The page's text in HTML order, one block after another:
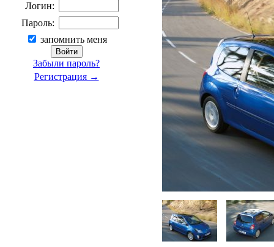
Логин:
Пароль:
запомнить меня
Забыли пароль?
Регистрация →